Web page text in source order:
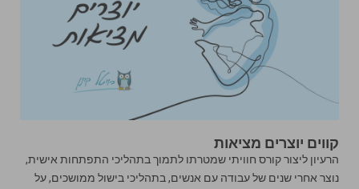
קווים יוצרים מציאות
הרעיון ליצור קורס חוויתי שמטרתו לתמוך בתהליכי התפתחות אישית,
נוצר אחרי שנים של עבודה עם אנשים, בתהליכי בישול ממושכים, על